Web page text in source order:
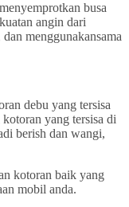
busa
angin dari
menggunakansama
debu yang tersisa
yang tersisa di
berish dan wangi,
kotoran baik yang
mobil anda.